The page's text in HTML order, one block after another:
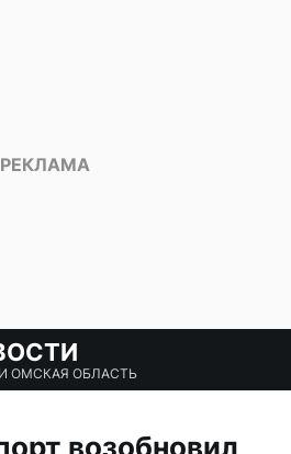
ОМСКАЯ ОБЛАСТЬ
возобновил